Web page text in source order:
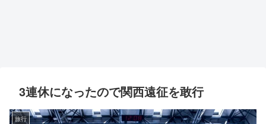
3連休になったので関西遠征を敢行
旅行